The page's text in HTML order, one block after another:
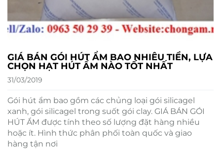
GIÁ BÁN GÓI HÚT ẨM BAO NHIÊU TIỀN, LỰA
CHỌN HẠT HÚT ẨM NÀO TỐT NHẤT
31/03/2019
Gói hút ẩm bao gồm các chủng loại gói silicagel
xanh, gói silicagel trong suốt gói clay. GIÁ BÁN GÓI
HÚT ẨM được tính theo số lượng đặt hàng nhiều
hoặc ít. Hình thức phân phối toàn quốc và giao
hàng tận nơi